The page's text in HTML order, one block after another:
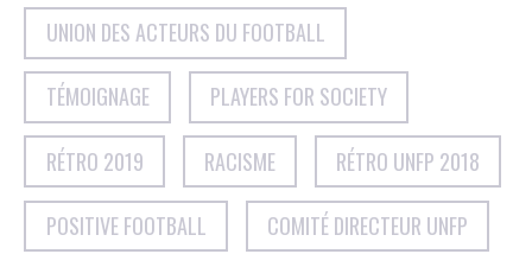
UNION DES ACTEURS DU FOOTBALL
TÉMOIGNAGE PLAYERS FOR SOCIETY
RÉTRO 2019 RACISME RÉTRO UNFP 2018
POSITIVE FOOTBALL COMITÉ DIRECTEUR UNFP